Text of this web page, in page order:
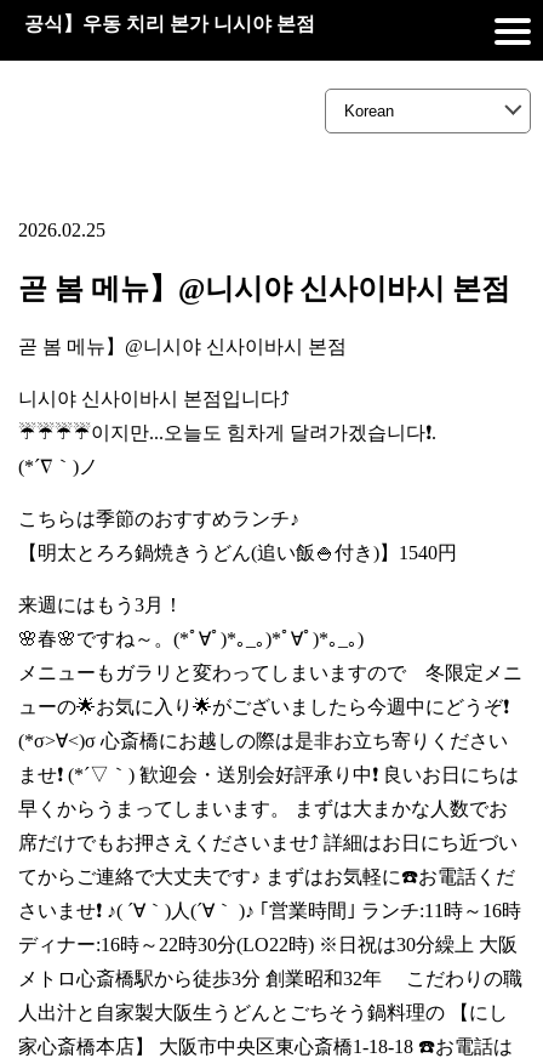
공식】우동 치리 본가 니시야 본점
2026.02.25
곧 봄 메뉴】@니시야 신사이바시 본점
곧 봄 메뉴】@니시야 신사이바시 본점
니시야 신사이바시 본점입니다⤴️
☔☔☔☔이지만...오늘도 힘차게 달려가겠습니다❗.
(*´∇｀)ノ
こちらは季節のおすすめランチ♪
【明太とろろ鍋焼きうどん(追い飯🍚付き)】1540円
来週にはもう3月！
🌸春🌸ですね～。(*ﾟ∀ﾟ)*｡_｡)*ﾟ∀ﾟ)*｡_｡)
メニューもガラリと変わってしまいますので 冬限定メニ
ューの🌟お気に入り🌟がございましたら今週中にどうぞ❗
(*σ>∀<)σ 心斎橋にお越しの際は是非お立ち寄りください
ませ❗ (*´▽｀) 歓迎会・送別会好評承り中❗ 良いお日にちは
早くからうまってしまいます。 まずは大まかな人数でお
席だけでもお押さえくださいませ⤴️ 詳細はお日にち近づい
てからご連絡で大丈夫です♪ まずはお気軽に☎️お電話くだ
さいませ❗ ♪( ´∀｀)人(´∀｀ )♪ ｢営業時間｣ ランチ:11時～16時
ディナー:16時～22時30分(LO22時) ※日祝は30分繰上 大阪
メトロ心斎橋駅から徒歩3分 創業昭和32年 こだわりの職
人出汁と自家製大阪生うどんとごちそう鍋料理の 【にし
家心斎橋本店】 大阪市中央区東心斎橋1-18-18 ☎️お電話は